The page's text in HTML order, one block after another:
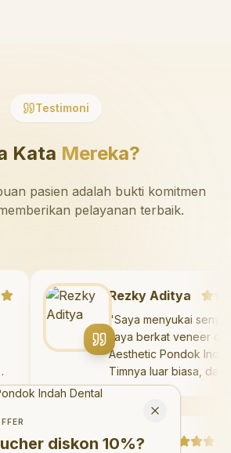
Testimoni
Kata Mereka?
pasien adalah bukti komitmen
pelayanan terbaik.
Rezky Aditya
"Saya menyukai
saya berkat veneer
Aesthetic Pondok
Timnya luar biasa,
hasilnya melebihi
saya. Saya
hari.Debby Sahertian
diskon <strong>10%</strong>?
diskon 10%?
Close